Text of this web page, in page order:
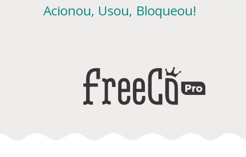
Acionou, Usou, Bloqueou!